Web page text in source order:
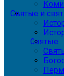
Святые и
Святые